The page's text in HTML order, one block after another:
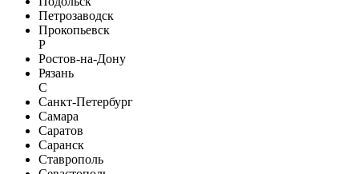
Петрозаводск
Прокопьевск
Р
Ростов-на-Дону
Рязань
С
Санкт-Петербург
Самара
Саратов
Саранск
Ставрополь